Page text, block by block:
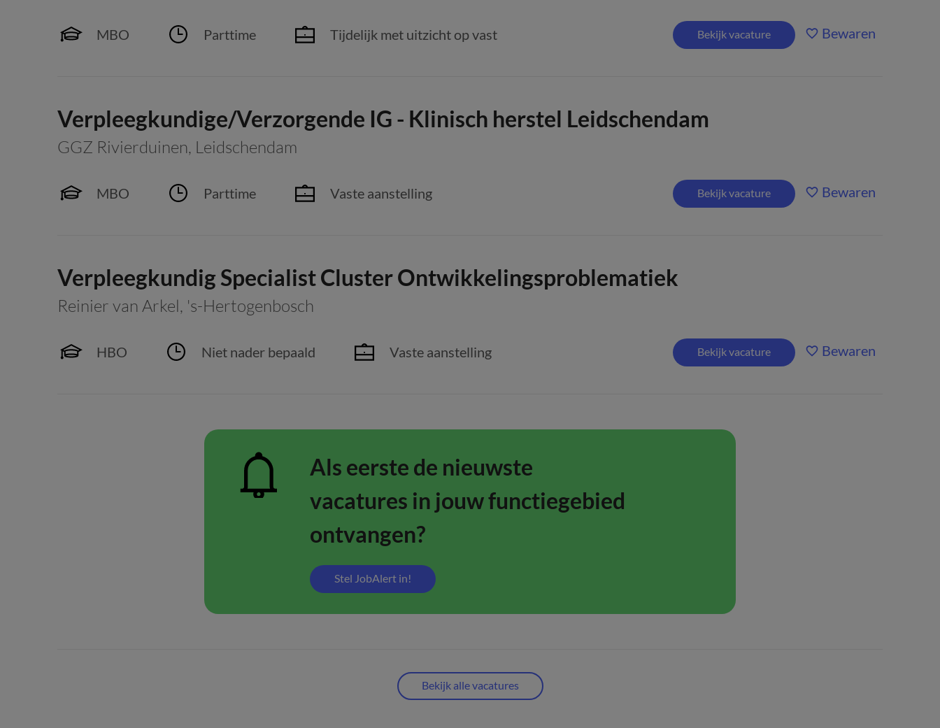
MBO Parttime Tijdelijk met uitzicht op vast Bekijk vacature Bewaren
Verpleegkundige/Verzorgende IG - Klinisch herstel Leidschendam
GGZ Rivierduinen, Leidschendam
MBO Parttime Vaste aanstelling Bekijk vacature Bewaren
Verpleegkundig Specialist Cluster Ontwikkelingsproblematiek
Reinier van Arkel, 's-Hertogenbosch
HBO Niet nader bepaald Vaste aanstelling Bekijk vacature Bewaren
Als eerste de nieuwste
vacatures in jouw functiegebied
ontvangen?
Stel JobAlert in!
Bekijk alle vacatures